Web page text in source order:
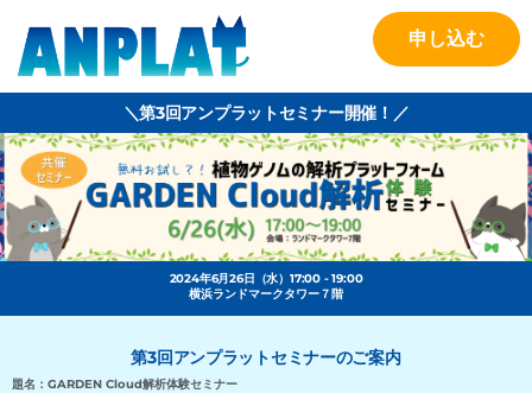
申し込む
＼第3回アンプラットセミナー開催！／
2024年6月26日（水）17:00 - 19:00
横浜ランドマークタワー７階
第3回アンプラットセミナーのご案内
題名：GARDEN Cloud解析体験セミナー